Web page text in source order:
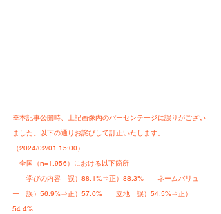
※本記事公開時、上記画像内のパーセンテージに誤りがござい
ました。以下の通りお詫びして訂正いたします。
（2024/02/01 15:00）
全国（n=1,956）における以下箇所
学びの内容　誤）88.1%⇒正）88.3%　　ネームバリュ
ー　誤）56.9%⇒正）57.0% 立地　誤）54.5%⇒正）
54.4%